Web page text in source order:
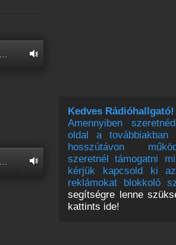
Kedves Rádióhallgató!
Amennyiben
oldal a továbbiakban
hosszútávon
szeretnél támogatni
kérjük kapcsold ki
reklámokat blokkoló
segítségre lenne
kattints ide!